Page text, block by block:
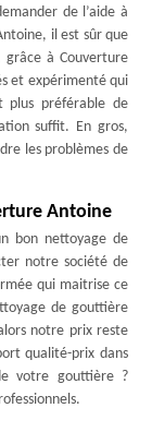
de l’aide à
il est sûr que
à Couverture
et expérimenté qui
plus préférable de
suffit. En gros,
les problèmes de
Antoine
bon nettoyage de
notre société de
qui maitrise ce
de gouttière
notre prix reste
qualité-prix dans
votre gouttière ?